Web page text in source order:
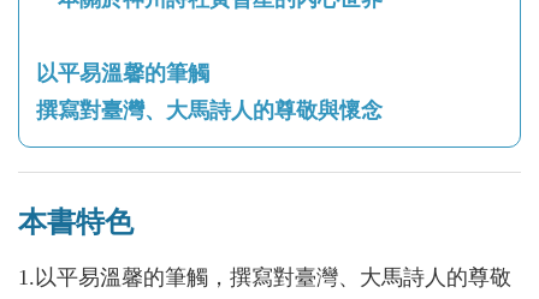
以平易溫馨的筆觸
撰寫對臺灣、大馬詩人的尊敬與懷念
本書特色
1.以平易溫馨的筆觸，撰寫對臺灣、大馬詩人的尊敬